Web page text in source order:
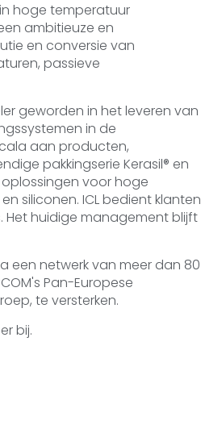
hoge temperatuur
ambitieuze en
en conversie van
passieve
geworden in het leveren van
in de
aan producten,
pakkingserie Kerasil® en
voor hoge
siliconen. ICL bedient klanten
Het huidige management blijft
een netwerk van meer dan 80
Pan-Europese
te versterken.
bij.